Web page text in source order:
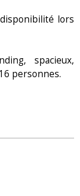
lors
spacieux,
personnes.